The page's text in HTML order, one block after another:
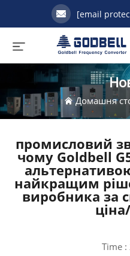
[email
Домашня
промисловий
чому Goldbell
найкращим
виробника за
Time